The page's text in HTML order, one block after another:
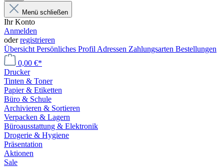
Menü schließen
Ihr Konto
Anmelden
oderregistrieren
Übersicht Persönliches Profil Adressen Zahlungsarten Bestellungen
0,00 €*
Drucker
Tinten & Toner
Papier & Etiketten
Büro & Schule
Archivieren & Sortieren
Verpacken & Lagern
Büroausstattung & Elektronik
Drogerie & Hygiene
Präsentation
Aktionen
Sale